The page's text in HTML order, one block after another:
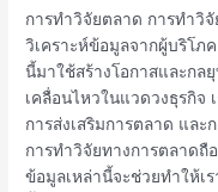
การทำวิจัยตลาด การทำวิ
วิเคราะห์ข้อมูลจากผู้บริโภ
นี้มาใช้สร้างโอกาสและกล
เคลื่อนไหวในแวดวงธุรกิ
การส่งเสริมการตลาด แล
การทำวิจัยทางการตลาด
ข้อมูลเหล่านี้จะช่วยทำให้เ
Research)
ให้
ประสบ
ความ
สำเร็จ